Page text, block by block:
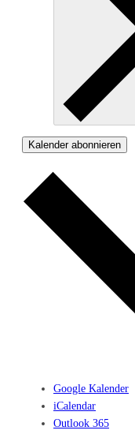
Kalender abonnieren
Google Kalender
iCalendar
Outlook 365